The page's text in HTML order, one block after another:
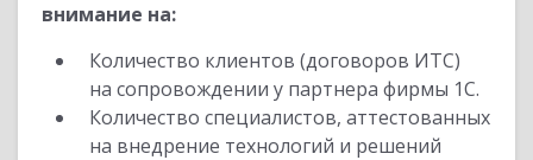
внимание на:
Количество клиентов (договоров ИТС)
на сопровождении у партнера фирмы 1С.
Количество специалистов, аттестованных
на внедрение технологий и решений